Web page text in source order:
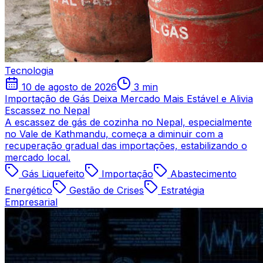
Tecnologia
10 de agosto de 2026
3 min
Importação de Gás Deixa Mercado Mais Estável e Alivia
Escassez no Nepal
A escassez de gás de cozinha no Nepal, especialmente
no Vale de Kathmandu, começa a diminuir com a
recuperação gradual das importações, estabilizando o
mercado local.
Gás Liquefeito
Importação
Abastecimento
Energético
Gestão de Crises
Estratégia
Empresarial